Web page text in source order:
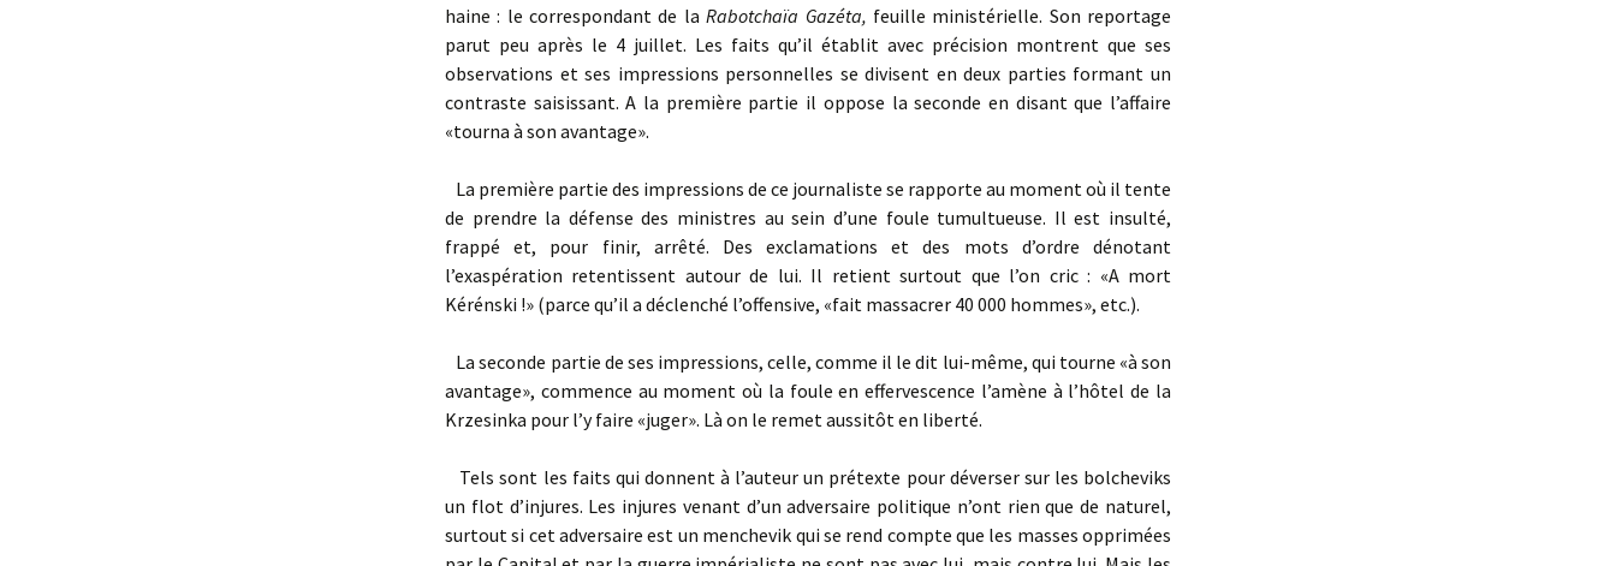
haine : le correspondant de laRabotchaïa Gazéta, feuille ministérielle. Son reportage
parut peu après le 4 juillet. Les faits qu’il établit avec précision montrent que ses
observations et ses impressions personnelles se divisent en deux parties formant un
contraste saisissant. A la première partie il oppose la seconde en disant que l’affaire
«tourna à son avantage».
La première partie des impressions de ce journaliste se rapporte au moment où il tente
de prendre la défense des ministres au sein d’une foule tumultueuse. Il est insulté,
frappé et, pour finir, arrêté. Des exclamations et des mots d’ordre dénotant
l’exaspération retentissent autour de lui. Il retient surtout que l’on cric : «A mort
Kérénski !» (parce qu’il a déclenché l’offensive, «fait massacrer 40 000 hommes», etc.).
La seconde partie de ses impressions, celle, comme il le dit lui-même, qui tourne «à son
avantage», commence au moment où la foule en effervescence l’amène à l’hôtel de la
Krzesinka pour l’y faire «juger». Là on le remet aussitôt en liberté.
Tels sont les faits qui donnent à l’auteur un prétexte pour déverser sur les bolcheviks
un flot d’injures. Les injures venant d’un adversaire politique n’ont rien que de naturel,
surtout si cet adversaire est un menchevik qui se rend compte que les masses opprimées